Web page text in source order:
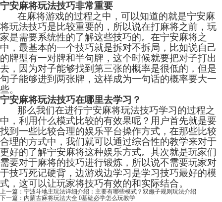
宁安麻将玩法技巧非常重要
在麻将游戏的过程之中，可以知道的就是宁安麻
将玩法技巧是比较重要的，所以说在打麻将之前，玩
家是需要系统性的了解这些技巧的。在宁安麻将之
中，最基本的一个技巧就是拆对不拆局，比如说自己
的牌型有一对牌和半句牌，这个时候就要把对子打出
去，因为对子能够找到第三张的概率是很低的，但是
句子能够进到两张牌，这样成为一句话的概率要大一
些。
宁安麻将玩法技巧在哪里去学习？
那么我们在进行宁安麻将玩法技巧学习的过程之
中，利用什么模式比较的有效果呢？用户首先就是要
找到一些比较合理的娱乐平台操作方式，在那些比较
合理的方式中，我们就可以通过综合性的教学来对于
更好的了解宁安麻将这种娱乐方式。其次就是玩家们
需要对于麻将的技巧进行锻炼，所以说不需要玩家对
于技巧死记硬背，边游戏边学习是学习技巧最好的模
式，这可以让玩家将技巧有效的和实际结合。
上一篇： 宁波斗地主玩法详细介绍：主要有哪些模式？双癞子规则玩法介绍
下一篇： 内蒙古麻将玩法大全 0基础必学怎么玩教学